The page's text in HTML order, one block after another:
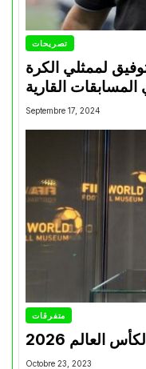
تصريحات
لممثلي الكرة
Septembre 17, 2024
متفرقات
العالم 2026
Octobre 23, 2023